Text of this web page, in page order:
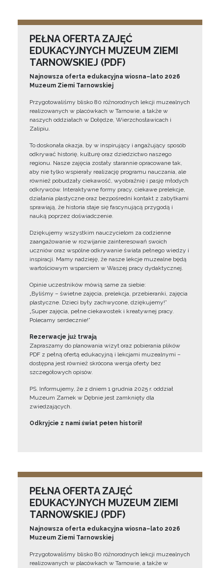
PEŁNA OFERTA ZAJĘĆ
EDUKACYJNYCH MUZEUM ZIEMI
TARNOWSKIEJ (PDF)
Najnowsza oferta edukacyjna wiosna–lato 2026
Muzeum Ziemi Tarnowskiej
Przygotowaliśmy blisko 80 różnorodnych lekcji muzealnych
realizowanych w placówkach w Tarnowie, a także w
naszych oddziałach w Dołędze, Wierzchosławicach i
Zalipiu.
To doskonała okazja, by w inspirujący i angażujący sposób
odkrywać historię, kulturę oraz dziedzictwo naszego
regionu. Nasze zajęcia zostały starannie opracowane tak,
aby nie tylko wspierały realizację programu nauczania, ale
również pobudzały ciekawość, wyobraźnię i pasję młodych
odkrywców. Interaktywne formy pracy, ciekawe prelekcje,
działania plastyczne oraz bezpośredni kontakt z zabytkami
sprawiają, że historia staje się fascynującą przygodą i
nauką poprzez doświadczenie.
Dziękujemy wszystkim nauczycielom za codzienne
zaangażowanie w rozwijanie zainteresowań swoich
uczniów oraz wspólne odkrywanie świata pełnego wiedzy i
inspiracji. Mamy nadzieję, że nasze lekcje muzealne będą
wartościowym wsparciem w Waszej pracy dydaktycznej.
Opinie uczestników mówią same za siebie:
„Byliśmy – świetne zajęcia, prelekcja, przebieranki, zajęcia
plastyczne. Dzieci były zachwycone, dziękujemy!”
„Super zajęcia, pełne ciekawostek i kreatywnej pracy.
Polecamy serdecznie!”
Rezerwacje już trwają
Zapraszamy do planowania wizyt oraz pobierania plików
PDF z pełną ofertą edukacyjną i lekcjami muzealnymi –
dostępna jest również skrócona wersja oferty bez
szczegółowych opisów.
PS. Informujemy, że z dniem 1 grudnia 2025 r. oddział
Muzeum Zamek w Dębnie jest zamknięty dla
zwiedzających.
Odkryjcie z nami świat pełen historii!
PEŁNA OFERTA ZAJĘĆ
EDUKACYJNYCH MUZEUM ZIEMI
TARNOWSKIEJ (PDF)
Najnowsza oferta edukacyjna wiosna–lato 2026
Muzeum Ziemi Tarnowskiej
Przygotowaliśmy blisko 80 różnorodnych lekcji muzealnych
realizowanych w placówkach w Tarnowie, a także w